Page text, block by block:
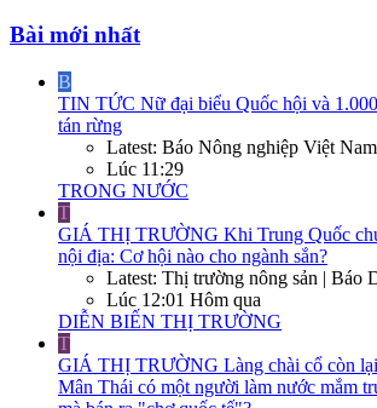
Bài mới nhất
B
TIN TỨC Nữ đại biểu Quốc hội và
tán rừng
Latest: Báo Nông nghiệp Việt Nam
Lúc 11:29
TRONG NƯỚC
T
GIÁ THỊ TRƯỜNG Khi Trung Quốc
nội địa: Cơ hội nào cho ngành sắn?
Latest: Thị trường nông sản | Báo
Lúc 12:01 Hôm qua
DIỄN BIẾN THỊ TRƯỜNG
T
GIÁ THỊ TRƯỜNG Làng chài cổ còn
Mân Thái có một người làm nước mắm